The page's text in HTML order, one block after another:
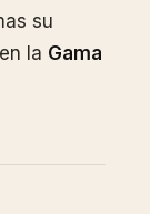
su
la Gama